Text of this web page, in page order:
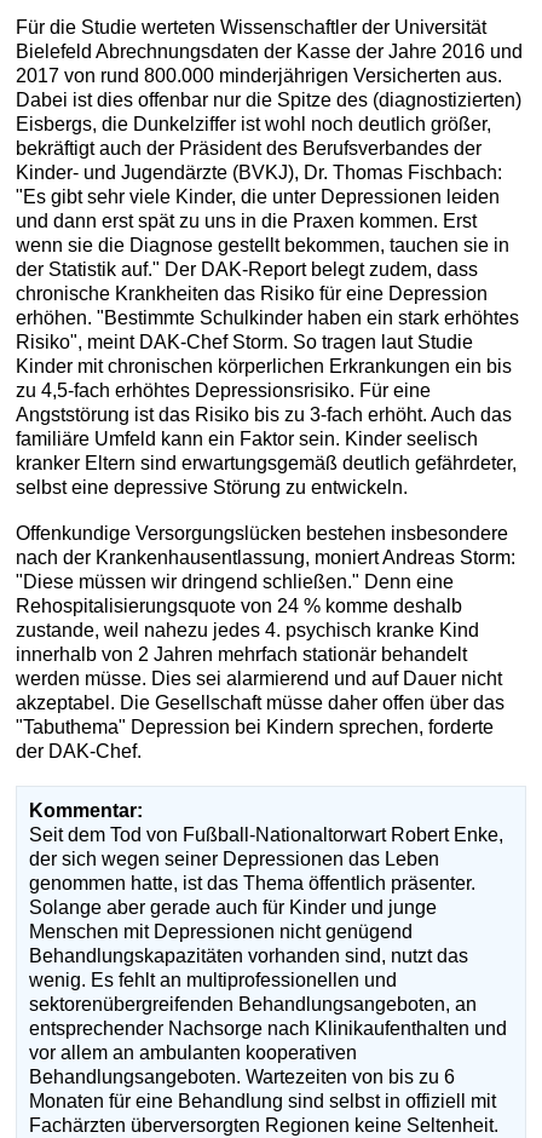
Für die Studie werteten Wissenschaftler der Universität
Bielefeld Abrechnungsdaten der Kasse der Jahre 2016 und
2017 von rund 800.000 minderjährigen Versicherten aus.
Dabei ist dies offenbar nur die Spitze des (diagnostizierten)
Eisbergs, die Dunkelziffer ist wohl noch deutlich größer,
bekräftigt auch der Präsident des Berufsverbandes der
Kinder- und Jugendärzte (BVKJ), Dr. Thomas Fischbach:
"Es gibt sehr viele Kinder, die unter Depressionen leiden
und dann erst spät zu uns in die Praxen kommen. Erst
wenn sie die Diagnose gestellt bekommen, tauchen sie in
der Statistik auf." Der DAK-Report belegt zudem, dass
chronische Krankheiten das Risiko für eine Depression
erhöhen. "Bestimmte Schulkinder haben ein stark erhöhtes
Risiko", meint DAK-Chef Storm. So tragen laut Studie
Kinder mit chronischen körperlichen Erkrankungen ein bis
zu 4,5-fach erhöhtes Depressionsrisiko. Für eine
Angststörung ist das Risiko bis zu 3-fach erhöht. Auch das
familiäre Umfeld kann ein Faktor sein. Kinder seelisch
kranker Eltern sind erwartungsgemäß deutlich gefährdeter,
selbst eine depressive Störung zu entwickeln.
Offenkundige Versorgungslücken bestehen insbesondere
nach der Krankenhausentlassung, moniert Andreas Storm:
"Diese müssen wir dringend schließen." Denn eine
Rehospitalisierungsquote von 24 % komme deshalb
zustande, weil nahezu jedes 4. psychisch kranke Kind
innerhalb von 2 Jahren mehrfach stationär behandelt
werden müsse. Dies sei alarmierend und auf Dauer nicht
akzeptabel. Die Gesellschaft müsse daher offen über das
"Tabuthema" Depression bei Kindern sprechen, forderte
der DAK-Chef.
Kommentar:
Seit dem Tod von Fußball-Nationaltorwart Robert Enke,
der sich wegen seiner Depressionen das Leben
genommen hatte, ist das Thema öffentlich präsenter.
Solange aber gerade auch für Kinder und junge
Menschen mit Depressionen nicht genügend
Behandlungskapazitäten vorhanden sind, nutzt das
wenig. Es fehlt an multiprofessionellen und
sektorenübergreifenden Behandlungsangeboten, an
entsprechender Nachsorge nach Klinikaufenthalten und
vor allem an ambulanten kooperativen
Behandlungsangeboten. Wartezeiten von bis zu 6
Monaten für eine Behandlung sind selbst in offiziell mit
Fachärzten überversorgten Regionen keine Seltenheit.